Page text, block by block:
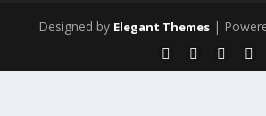
Designed by Elegant Themes |